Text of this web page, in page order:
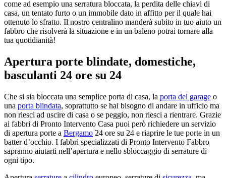
come ad esempio una serratura bloccata, la perdita delle chiavi di
casa, un tentato furto o un immobile dato in affitto per il quale hai
ottenuto lo sfratto. Il nostro centralino manderà subito in tuo aiuto un
fabbro che risolverà la situazione e in un baleno potrai tornare alla
tua quotidianità!
Apertura porte blindate, domestiche,
basculanti 24 ore su 24
Che si sia bloccata una semplice porta di casa, la porta del garage o
una porta blindata, soprattutto se hai bisogno di andare in ufficio ma
non riesci ad uscire di casa o se peggio, non riesci a rientrare. Grazie
ai fabbri di Pronto Intervento Casa puoi però richiedere un servizio
di apertura porte a Bergamo 24 ore su 24 e riaprire le tue porte in un
batter d’occhio. I fabbri specializzati di Pronto Intervento Fabbro
sapranno aiutarti nell’apertura e nello sbloccaggio di serrature di
ogni tipo.